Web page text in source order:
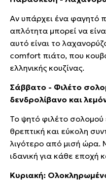
Αν υπάρχει ένα φαγητό
απλότητα μπορεί να
αυτό είναι το
comfort πιάτο, που
ελληνικής κουζίνας.
Σάββατο - Φιλέτο
δενδρολίβανο και
Το ψητό φιλέτο σολομού
θρεπτική και εύκολη
λιγότερο από μισή ώρα.
ιδανική για κάθε εποχή
Κυριακή: